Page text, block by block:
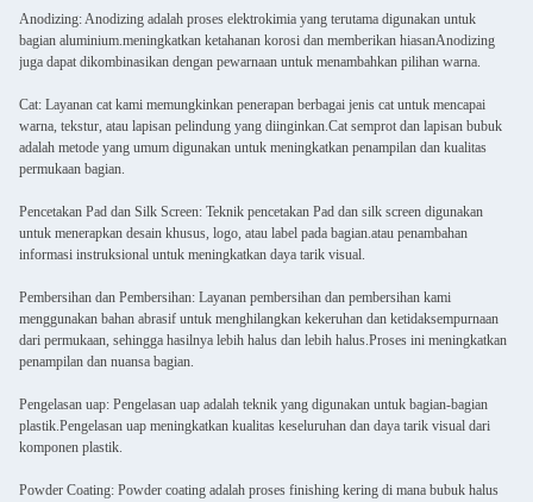
Anodizing: Anodizing adalah proses elektrokimia yang terutama digunakan untuk
bagian aluminium.meningkatkan ketahanan korosi dan memberikan hiasanAnodizing
juga dapat dikombinasikan dengan pewarnaan untuk menambahkan pilihan warna.
Cat: Layanan cat kami memungkinkan penerapan berbagai jenis cat untuk mencapai
warna, tekstur, atau lapisan pelindung yang diinginkan.Cat semprot dan lapisan bubuk
adalah metode yang umum digunakan untuk meningkatkan penampilan dan kualitas
permukaan bagian.
Pencetakan Pad dan Silk Screen: Teknik pencetakan Pad dan silk screen digunakan
untuk menerapkan desain khusus, logo, atau label pada bagian.atau penambahan
informasi instruksional untuk meningkatkan daya tarik visual.
Pembersihan dan Pembersihan: Layanan pembersihan dan pembersihan kami
menggunakan bahan abrasif untuk menghilangkan kekeruhan dan ketidaksempurnaan
dari permukaan, sehingga hasilnya lebih halus dan lebih halus.Proses ini meningkatkan
penampilan dan nuansa bagian.
Pengelasan uap: Pengelasan uap adalah teknik yang digunakan untuk bagian-bagian
plastik.Pengelasan uap meningkatkan kualitas keseluruhan dan daya tarik visual dari
komponen plastik.
Powder Coating: Powder coating adalah proses finishing kering di mana bubuk halus